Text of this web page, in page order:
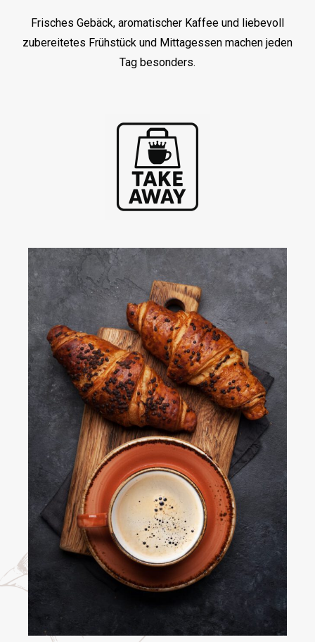
Frisches Gebäck, aromatischer Kaffee und liebevoll
zubereitetes Frühstück und Mittagessen machen jeden
Tag besonders.